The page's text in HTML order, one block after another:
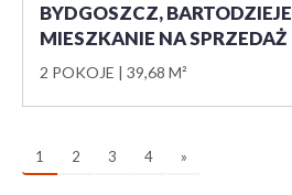
BYDGOSZCZ, BARTODZIEJE
MIESZKANIE NA SPRZEDAŻ
2 POKOJE 39,68 M²
1 2 3 4 »